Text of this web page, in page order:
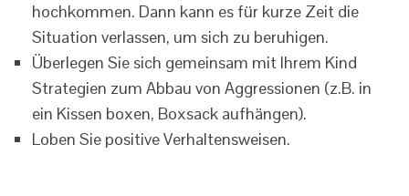
hochkommen. Dann kann es für kurze Zeit die
Situation verlassen, um sich zu beruhigen.
Überlegen Sie sich gemeinsam mit Ihrem Kind
Strategien zum Abbau von Aggressionen (z.B. in
ein Kissen boxen, Boxsack aufhängen).
Loben Sie positive Verhaltensweisen.